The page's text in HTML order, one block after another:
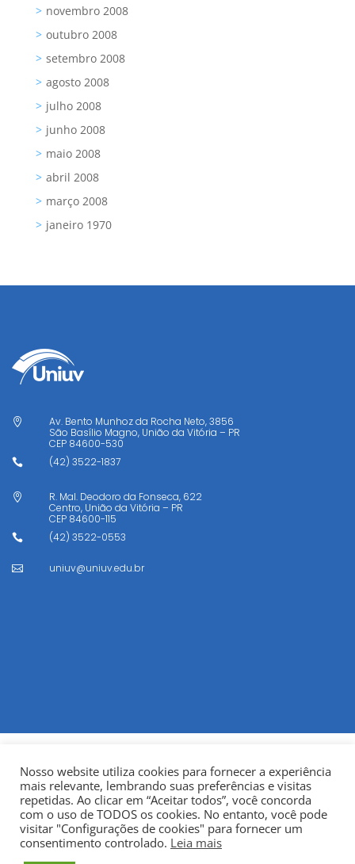
novembro 2008
outubro 2008
setembro 2008
agosto 2008
julho 2008
junho 2008
maio 2008
abril 2008
março 2008
janeiro 1970

Av. Bento Munhoz da Rocha Neto, 3856
São Basílio Magno, União da Vitória – PR
CEP 84600-530
 (42) 3522-1837

R. Mal. Deodoro da Fonseca, 622
Centro, União da Vitória – PR
CEP 84600-115
 (42) 3522-0553
 uniuv@uniuv.edu.br
© Copyright 2022Fundação Municipal Centro Universitário
da Cidade de União da Vitória – UNIUV
Nosso website utiliza cookies para fornecer a experiência
mais relevante, lembrando suas preferências e visitas
repetidas. Ao clicar em “Aceitar todos”, você concorda
com o uso de TODOS os cookies. No entanto, você pode
visitar "Configurações de cookies" para fornecer um
consentimento controlado. Leia mais